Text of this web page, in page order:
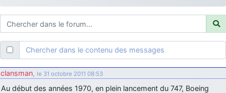
d9pouces: ouakamois > si tu parles du sujet sur l'Armée de l'Air,
bien sûr que oui !
je suis un avion@,._,+: Bonjour je viens d'arriver il y a quelques
moi et quelques avions n'ont pas les mêmes noms qu'aujourd'hui
ouakamois: Bonjourà toutes et à tous.en espérantque ces
quelques images du Pays Basque vous auront plu ; Agur…
Chercher dans le contenu des messages
clansman, le 31 octobre 2011 08:53
Au début des années 1970, en plein lancement du 747, Boeing